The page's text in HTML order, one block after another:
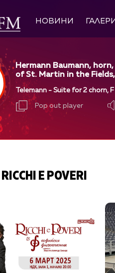
НОВИНИ
Hermann Baumann,
of St. Martin in the
Telemann - Suite for 2 chorn,
Pop out player
RICCHI E POVERI